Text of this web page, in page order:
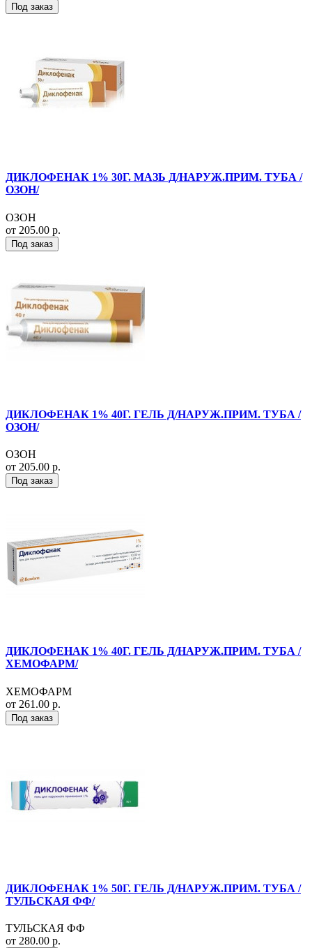
Под заказ
ДИКЛОФЕНАК 1% 30Г. МАЗЬ Д/НАРУЖ.ПРИМ. ТУБА /
ОЗОН/
ОЗОН
от 205.00 р.
Под заказ
ДИКЛОФЕНАК 1% 40Г. ГЕЛЬ Д/НАРУЖ.ПРИМ. ТУБА /
ОЗОН/
ОЗОН
от 205.00 р.
Под заказ
ДИКЛОФЕНАК 1% 40Г. ГЕЛЬ Д/НАРУЖ.ПРИМ. ТУБА /
ХЕМОФАРМ/
ХЕМОФАРМ
от 261.00 р.
Под заказ
ДИКЛОФЕНАК 1% 50Г. ГЕЛЬ Д/НАРУЖ.ПРИМ. ТУБА /
ТУЛЬСКАЯ ФФ/
ТУЛЬСКАЯ ФФ
от 280.00 р.